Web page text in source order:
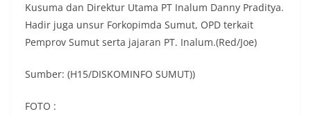
masyarakat dalam menjaga keamanan lingkungan
secara bersama-sama.‎‎Kehadiran
Bhabinkamtibmas di tengah-tengah warga
hubungan kemitraan antara Polri dan
masyarakat, sekaligus membangun kesadaran
Kusuma dan Direktur Utama PT Inalum Danny Praditya.
Hadir juga unsur Forkopimda Sumut, OPD terkait
Pemprov Sumut serta jajaran PT. Inalum.(Red/Joe)
Sumber: (H15/DISKOMINFO SUMUT))
FOTO :